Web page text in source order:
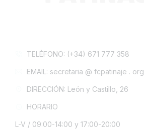
TELÉFONO: (+34) 671 777 358
EMAIL: secretaria @ fcpatinaje . org
DIRECCIÓN: León y Castillo, 26
HORARIO
L-V / 09:00-14:00 y 17:00-20:00